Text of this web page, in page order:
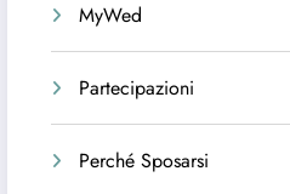
MyWed
Partecipazioni
Perché Sposarsi